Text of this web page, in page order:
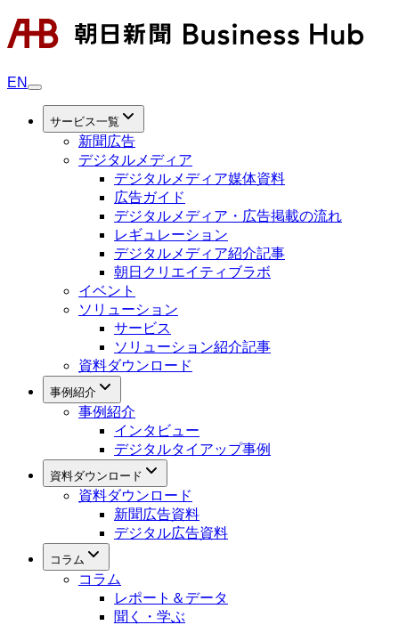
EN
サービス一覧
新聞広告
デジタルメディア
デジタルメディア媒体資料
広告ガイド
デジタルメディア・広告掲載の流れ
レギュレーション
デジタルメディア紹介記事
朝日クリエイティブラボ
イベント
ソリューション
サービス
ソリューション紹介記事
資料ダウンロード
事例紹介
事例紹介
インタビュー
デジタルタイアップ事例
資料ダウンロード
資料ダウンロード
新聞広告資料
デジタル広告資料
コラム
コラム
レポート＆データ
聞く・学ぶ